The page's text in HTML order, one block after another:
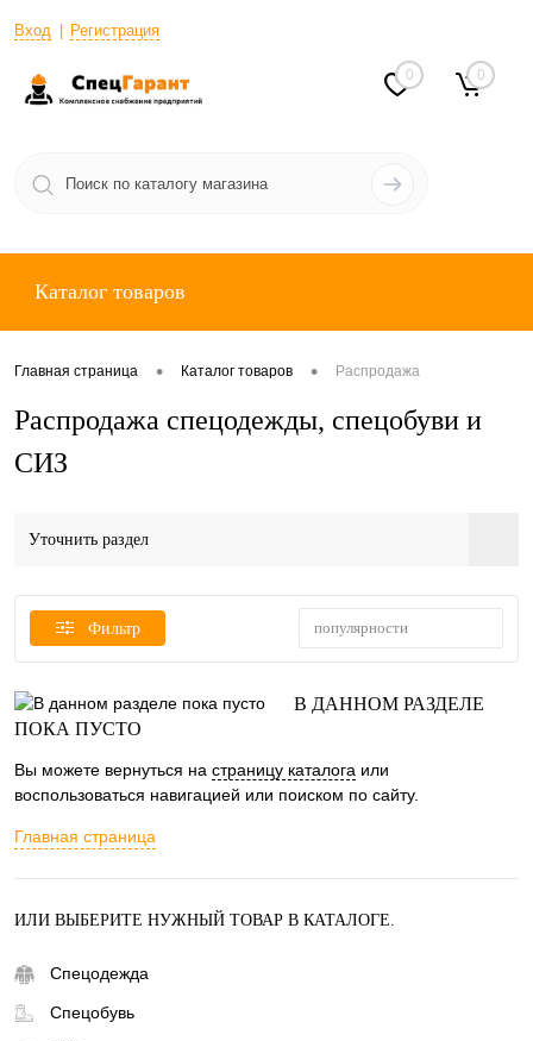
Вход Регистрация
0 0
Каталог товаров
Главная страница • Каталог товаров • Распродажа
Распродажа спецодежды, спецобуви и
СИЗ
Уточнить раздел
Фильтр популярности
В ДАННОМ РАЗДЕЛЕ
ПОКА ПУСТО
Вы можете вернуться на страницу каталога или
воспользоваться навигацией или поиском по сайту.
Главная страница
ИЛИ ВЫБЕРИТЕ НУЖНЫЙ ТОВАР В КАТАЛОГЕ.
Спецодежда
Спецобувь